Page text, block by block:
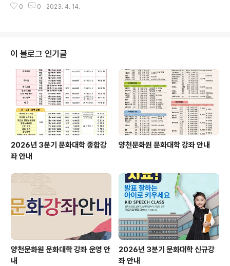
갈 예정이오니 많은 관심과 사랑 부탁드립니다! ♥♥♥ #
움을 더하기 위해 노력하겠습니다. 특히 무나온(Munaon)
화의 귀재 카멜레온 처럼 매력있고 친숙한 모습으로 여러
분 곁에 함께 하는 양천문화원이 되겠습니다. 많은 관심과
사랑 부탁드립니다! #양천문화원 #슬로건 #캐릭터 #삶 #
카멜레온 #귀여운 #다채로운 #즐거운 #지역문화 #예술
#아이덴티티 #발전
0 0 2023. 4. 14.
이 블로그 인기글
2026년 3분기 문화대학 종합강
좌 안내
양천문화원 문화대학 강좌 안내
양천문화원 문화대학 강좌 운영 안
내
2026년 3분기 문화대학 신규강
좌 안내